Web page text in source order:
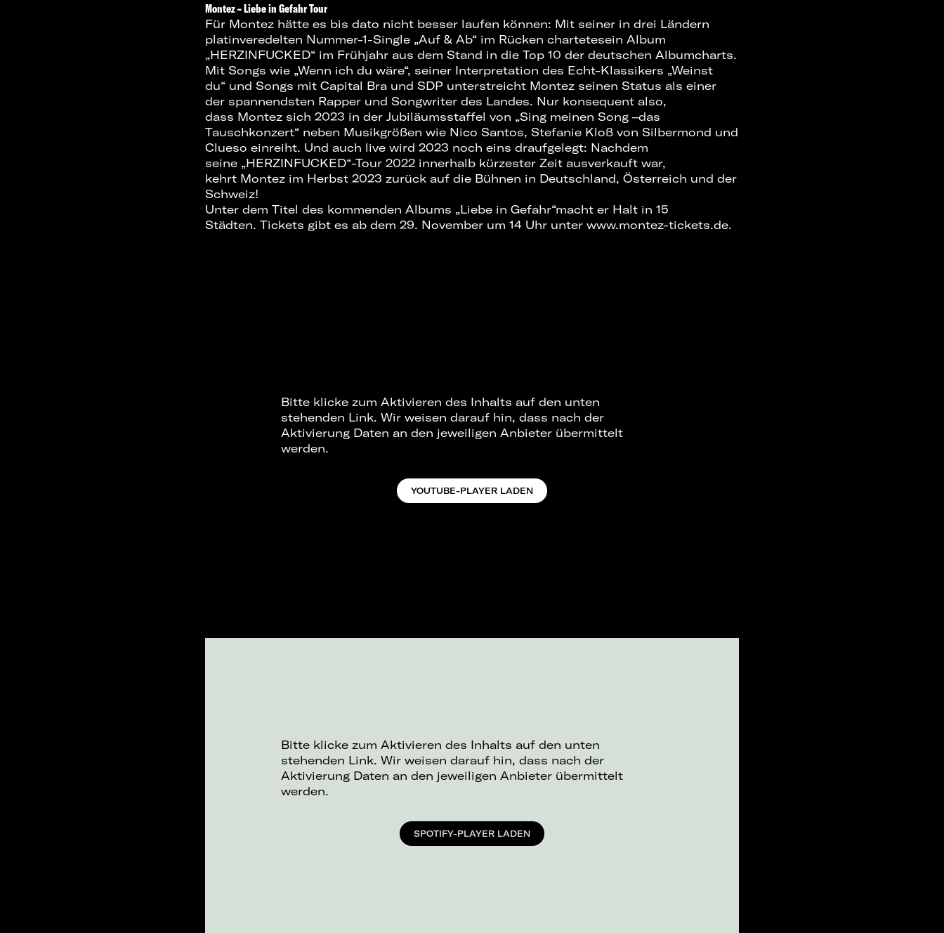
Montez – Liebe in Gefahr Tour
Für Montez hätte es bis dato nicht besser laufen können: Mit seiner in drei Ländern
platinveredelten Nummer-1-Single „Auf & Ab“ im Rücken chartetesein Album
„HERZINFUCKED“ im Frühjahr aus dem Stand in die Top 10 der deutschen Albumcharts.
Mit Songs wie „Wenn ich du wäre“, seiner Interpretation des Echt-Klassikers „Weinst
du“ und Songs mit Capital Bra und SDP unterstreicht Montez seinen Status als einer
der spannendsten Rapper und Songwriter des Landes. Nur konsequent also,
dass Montez sich 2023 in der Jubiläumsstaffel von „Sing meinen Song –das
Tauschkonzert“ neben Musikgrößen wie Nico Santos, Stefanie Kloß von Silbermond und
Clueso einreiht. Und auch live wird 2023 noch eins draufgelegt: Nachdem
seine „HERZINFUCKED“-Tour 2022 innerhalb kürzester Zeit ausverkauft war,
kehrt Montez im Herbst 2023 zurück auf die Bühnen in Deutschland, Österreich und der
Schweiz!
Unter dem Titel des kommenden Albums „Liebe in Gefahr“macht er Halt in 15
Städten. Tickets gibt es ab dem 29. November um 14 Uhr unter www.montez-tickets.de.
Bitte klicke zum Aktivieren des Inhalts auf den unten
stehenden Link. Wir weisen darauf hin, dass nach der
Aktivierung Daten an den jeweiligen Anbieter übermittelt
werden.
YOUTUBE-PLAYER LADEN
Bitte klicke zum Aktivieren des Inhalts auf den unten
stehenden Link. Wir weisen darauf hin, dass nach der
Aktivierung Daten an den jeweiligen Anbieter übermittelt
werden.
SPOTIFY-PLAYER LADEN